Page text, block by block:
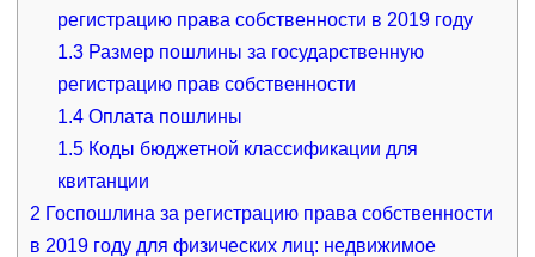
регистрацию права собственности в 2019 году
1.3 Размер пошлины за государственную
регистрацию прав собственности
1.4 Оплата пошлины
1.5 Коды бюджетной классификации для
квитанции
2 Госпошлина за регистрацию права собственности
в 2019 году для физических лиц: недвижимое